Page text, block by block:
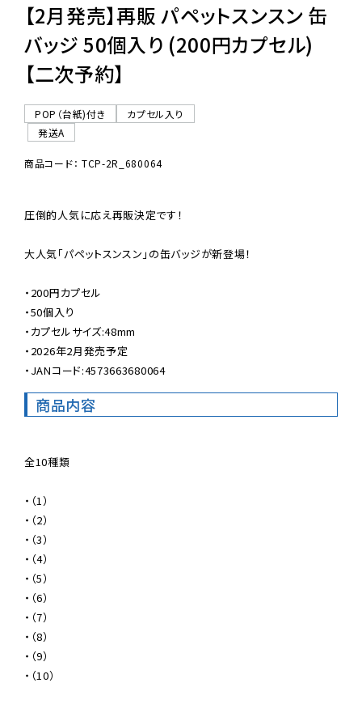
【2月発売】再販 パペットスンスン 缶
バッジ 50個入り (200円カプセル)
【二次予約】
POP（台紙)付き
カプセル入り
発送A
商品コード： TCP-2R_680064
圧倒的人気に応え再販決定です！
大人気「パペットスンスン」の缶バッジが新登場！
・200円カプセル
・50個入り
・カプセルサイズ:48mm
・2026年2月発売予定
・JANコード:4573663680064
商品内容
全10種類
・（1）
・（2）
・（3）
・（4）
・（5）
・（6）
・（7）
・（8）
・（9）
・（10）